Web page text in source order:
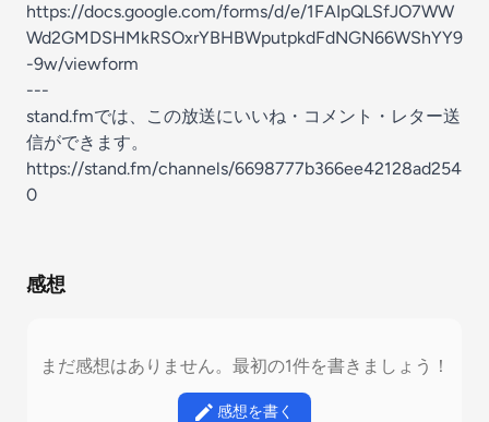
https://docs.google.com/forms/d/e/1FAIpQLSfJO7WW
Wd2GMDSHMkRSOxrYBHBWputpkdFdNGN66WShYY9
-9w/viewform
---
stand.fmでは、この放送にいいね・コメント・レター送
信ができます。
https://stand.fm/channels/6698777b366ee42128ad254
0
感想
まだ感想はありません。最初の1件を書きましょう！
感想を書く